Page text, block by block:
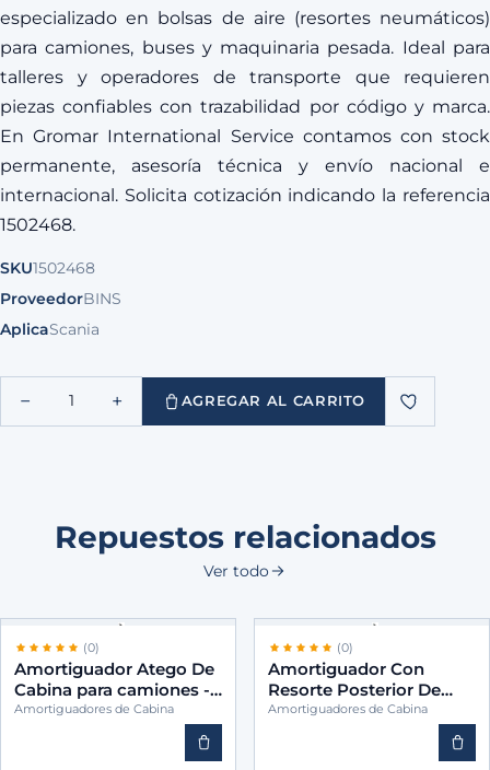
especializado en bolsas de aire (resortes neumáticos)
para camiones, buses y maquinaria pesada. Ideal para
talleres y operadores de transporte que requieren
piezas confiables con trazabilidad por código y marca.
En Gromar International Service contamos con stock
permanente, asesoría técnica y envío nacional e
internacional. Solicita cotización indicando la referencia
1502468.
SKU1502468
ProveedorBINS
AplicaScania
− 1 + AGREGAR AL CARRITO
Repuestos relacionados
Ver todo
(0)
Amortiguador Atego De
Cabina para camiones -
BINS 9583170203
Amortiguadores de Cabina
(0)
Amortiguador Con
Resorte Posterior De
Cabina para camiones -
Amortiguadores de Cabina